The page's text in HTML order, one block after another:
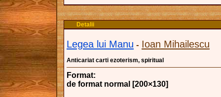
Detalii
Legea lui Manu - Ioan Mihailescu
Anticariat carti ezoterism, spiritual
Format:
de format normal [200×130]